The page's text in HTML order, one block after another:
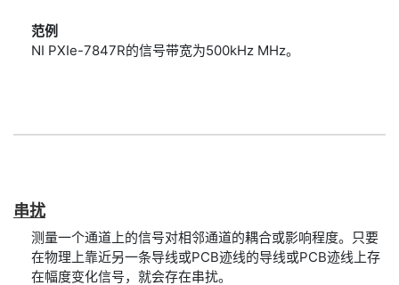
范例
NI PXIe-7847R的信号带宽为500kHz MHz。
串扰
测量一个通道上的信号对相邻通道的耦合或影响程度。只要
在物理上靠近另一条导线或PCB迹线的导线或PCB迹线上存
在幅度变化信号，就会存在串扰。